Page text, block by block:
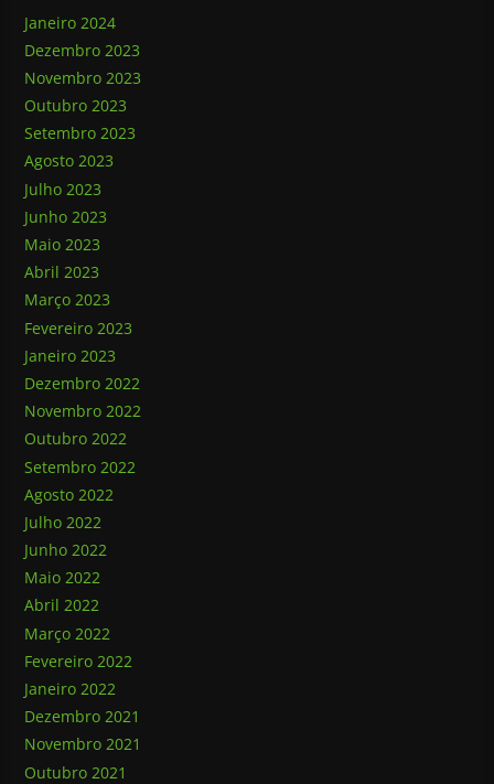
Janeiro 2024
Dezembro 2023
Novembro 2023
Outubro 2023
Setembro 2023
Agosto 2023
Julho 2023
Junho 2023
Maio 2023
Abril 2023
Março 2023
Fevereiro 2023
Janeiro 2023
Dezembro 2022
Novembro 2022
Outubro 2022
Setembro 2022
Agosto 2022
Julho 2022
Junho 2022
Maio 2022
Abril 2022
Março 2022
Fevereiro 2022
Janeiro 2022
Dezembro 2021
Novembro 2021
Outubro 2021